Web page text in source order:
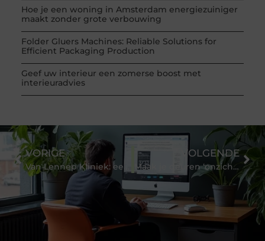
Hoe je een woning in Amsterdam energiezuiniger
maakt zonder grote verbouwing
Folder Gluers Machines: Reliable Solutions for
Efficient Packaging Production
Geef uw interieur een zomerse boost met
interieuradvies
VORIGE VOLGENDE
Maak je deuren ‘onzichtbaar’ met Argenta Invisidoor